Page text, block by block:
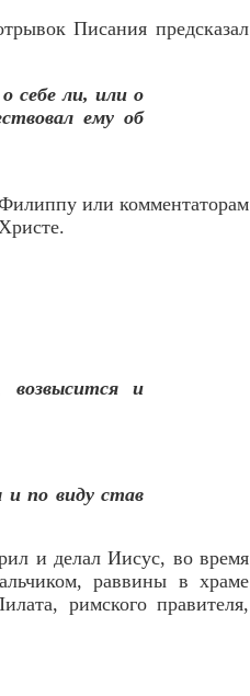
Писания предсказал
себе ли, или о
ему об
или комментаторам
возвысится и
и по виду став
и делал Иисус, во время
раввины в храме
римского правителя,